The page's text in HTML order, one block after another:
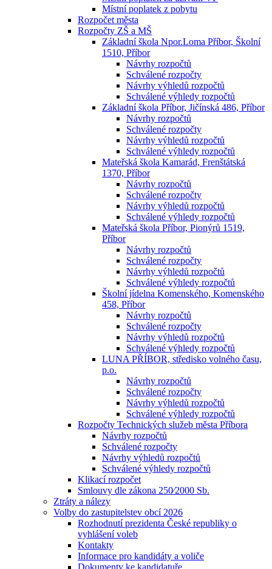
Místní poplatek z pobytu
Rozpočet města
Rozpočty ZŠ a MŠ
Základní škola Npor.Loma Příbor, Školní
1510, Příbor
Návrhy rozpočtů
Schválené rozpočty
Návrhy výhledů rozpočtů
Schválené výhledy rozpočtů
Základní škola Příbor, Jičínská 486, Příbor
Návrhy rozpočtů
Schválené rozpočty
Návrhy výhledů rozpočtů
Schválené výhledy rozpočtů
Mateřská škola Kamarád, Frenštátská
1370, Příbor
Návrhy rozpočtů
Schválené rozpočty
Návrhy výhledů rozpočtů
Schválené výhledy rozpočtů
Mateřská škola Příbor, Pionýrů 1519,
Příbor
Návrhy rozpočtů
Schválené rozpočty
Návrhy výhledů rozpočtů
Schválené výhledy rozpočtů
Školní jídelna Komenského, Komenského
458, Příbor
Návrhy rozpočtů
Schválené rozpočty
Návrhy výhledů rozpočtů
Schválené výhledy rozpočtů
LUNA PŘÍBOR, středisko volného času,
p.o.
Návrhy rozpočtů
Schválené rozpočty
Návrhy výhledů rozpočtů
Schválené výhledy rozpočtů
Rozpočty Technických služeb města Příbora
Návrhy rozpočtů
Schválené rozpočty
Návrhy výhledů rozpočtů
Schválené výhledy rozpočtů
Klikací rozpočet
Smlouvy dle zákona 250⁄2000 Sb.
Ztráty a nálezy
Volby do zastupitelstev obcí 2026
Rozhodnutí prezidenta České republiky o
vyhlášení voleb
Kontakty
Informace pro kandidáty a voliče
Dokumenty ke kandidatuře